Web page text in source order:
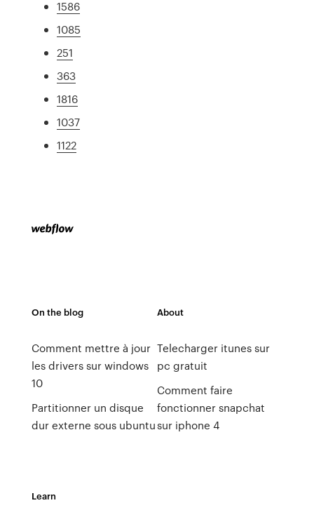
1586
1085
251
363
1816
1037
1122
On the blog
Comment mettre à jour
les drivers sur windows
10
Partitionner un disque
dur externe sous ubuntu
About
Telecharger itunes sur
pc gratuit
Comment faire
fonctionner snapchat
sur iphone 4
Learn